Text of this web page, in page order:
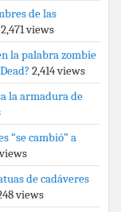
de las
2,471 views
la palabra zombie
2,414 views
la armadura de
“se cambió” a
de cadáveres
views